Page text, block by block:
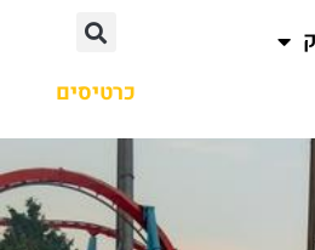
כרטיסים